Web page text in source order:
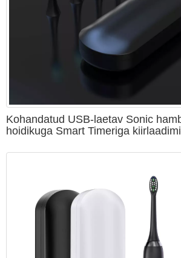
Kohandatud USB-laetav Sonic
hoidikuga Smart Timeriga